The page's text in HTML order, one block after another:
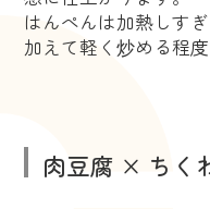
はんぺんは加熱しす
加えて軽く炒める程度
肉豆腐 × ちく